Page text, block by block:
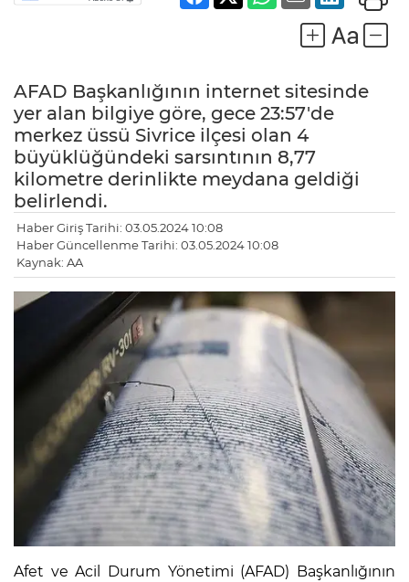
AFAD Başkanlığının internet sitesinde
yer alan bilgiye göre, gece 23:57'de
merkez üssü Sivrice ilçesi olan 4
büyüklüğündeki sarsıntının 8,77
kilometre derinlikte meydana geldiği
belirlendi.
Haber Giriş Tarihi: 03.05.2024 10:08
Haber Güncellenme Tarihi: 03.05.2024 10:08
Kaynak: AA
Afet ve Acil Durum Yönetimi (AFAD) Başkanlığının